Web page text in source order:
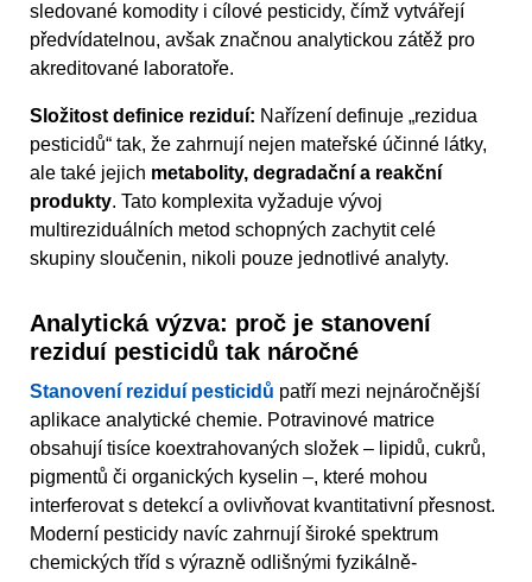
sledované komodity i cílové pesticidy, čímž vytvářejí
předvídatelnou, avšak značnou analytickou zátěž pro
akreditované laboratoře.
Složitost definice reziduí: Nařízení definuje „rezidua
pesticidů“ tak, že zahrnují nejen mateřské účinné látky,
ale také jejich metabolity, degradační a reakční
produkty. Tato komplexita vyžaduje vývoj
multireziduálních metod schopných zachytit celé
skupiny sloučenin, nikoli pouze jednotlivé analyty.
Analytická výzva: proč je stanovení
reziduí pesticidů tak náročné
Stanovení reziduí pesticidů patří mezi nejnáročnější
aplikace analytické chemie. Potravinové matrice
obsahují tisíce koextrahovaných složek – lipidů, cukrů,
pigmentů či organických kyselin –, které mohou
interferovat s detekcí a ovlivňovat kvantitativní přesnost.
Moderní pesticidy navíc zahrnují široké spektrum
chemických tříd s výrazně odlišnými fyzikálně-